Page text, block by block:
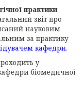
практики
звіт про
науковим
за практику
кафедри.
у
біомедичної